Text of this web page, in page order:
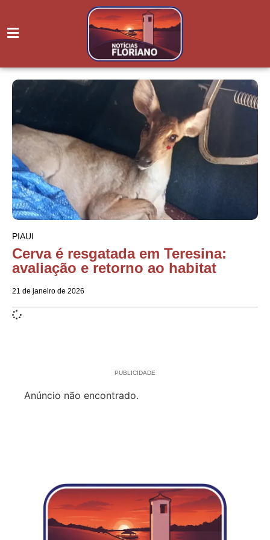
PIAUI
Cerva é resgatada em Teresina:
avaliação e retorno ao habitat
21 de janeiro de 2026
PUBLICIDADE
Anúncio não encontrado.